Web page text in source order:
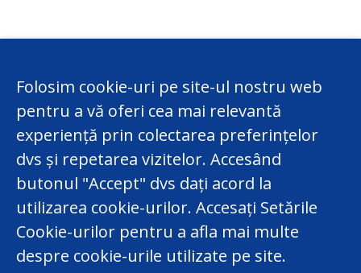
Folosim cookie-uri pe site-ul nostru web
pentru a vă oferi cea mai relevantă
experiență prin colectarea preferințelor
dvs și repetarea vizitelor. Accesând
butonul "Accept" dvs dați acord la
utilizarea cookie-urilor. Accesați Setările
Cookie-urilor pentru a afla mai multe
despre cookie-urile utilizate pe site.